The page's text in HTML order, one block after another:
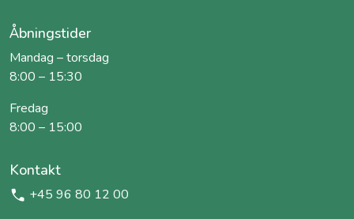
Åbningstider
Mandag – torsdag
8:00 – 15:30
Fredag
8:00 – 15:00
Kontakt
+45 96 80 12 00